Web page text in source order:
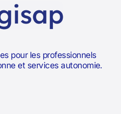
pour les professionnels
et services autonomie.